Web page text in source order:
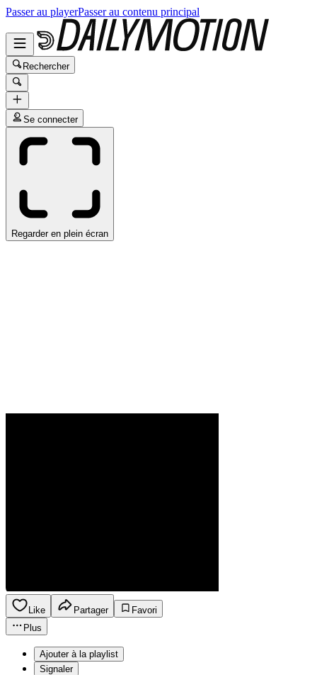
Passer au playerPasser au contenu principal
Rechercher
Se connecter
Regarder en plein écran
Like Partager
Favori
Plus
Ajouter à la playlist
Signaler